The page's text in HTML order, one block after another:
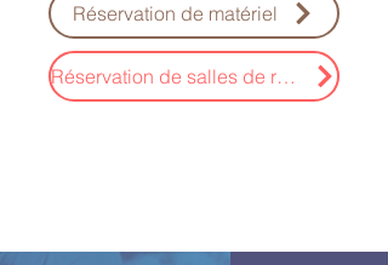
Réservation de matériel
Réservation de salles de réunion